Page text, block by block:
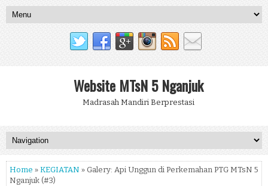
Website MTsN 5 Nganjuk
Madrasah Mandiri Berprestasi
Home » KEGIATAN » Galery: Api Unggun di Perkemahan PTG MTsN 5
Nganjuk (#3)